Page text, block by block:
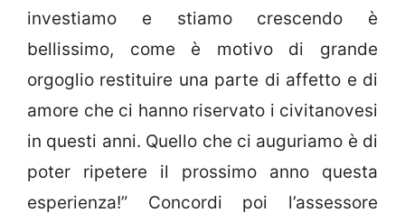
investiamo e stiamo crescendo è
bellissimo, come è motivo di grande
orgoglio restituire una parte di affetto e di
amore che ci hanno riservato i civitanovesi
in questi anni. Quello che ci auguriamo è di
poter ripetere il prossimo anno questa
esperienza!” Concordi poi l’assessore